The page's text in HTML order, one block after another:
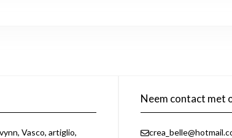
Vasco, artiglio,
Neem contact met